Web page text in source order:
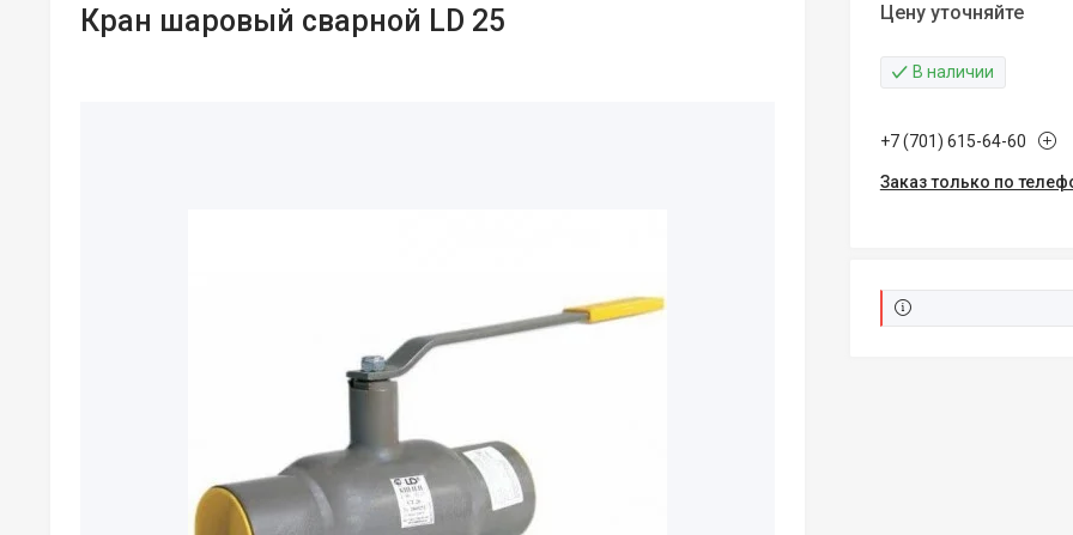
Кран шаровый сварной LD 25 Цену уточняйте
В наличии
+7 (701) 615-64-60
Заказ только по